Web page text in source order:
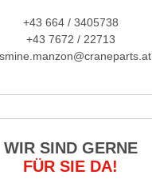
+43 664 / 3405738
+43 7672 / 22713
WIR SIND GERNE
FÜR SIE DA!